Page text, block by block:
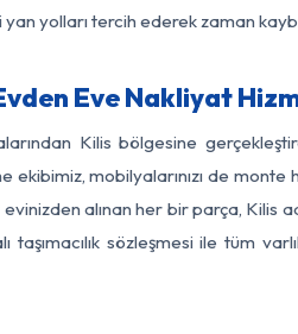
yolları tercih ederek zaman
Eve Nakliyat
Kilis bölgesine
mobilyalarınızı de monte
alınan her bir parça, Kilis
taşımacılık sözleşmesi ile tüm